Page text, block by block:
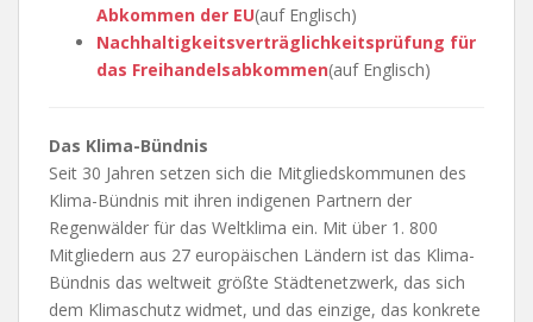
Abkommen der EU(auf Englisch)
Nachhaltigkeitsverträglichkeitsprüfung für
das Freihandelsabkommen(auf Englisch)
Das Klima-Bündnis
Seit 30 Jahren setzen sich die Mitgliedskommunen des
Klima-Bündnis mit ihren indigenen Partnern der
Regenwälder für das Weltklima ein. Mit über 1. 800
Mitgliedern aus 27 europäischen Ländern ist das Klima-
Bündnis das weltweit größte Städtenetzwerk, das sich
dem Klimaschutz widmet, und das einzige, das konkrete